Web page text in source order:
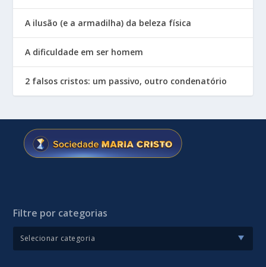
A ilusão (e a armadilha) da beleza física
A dificuldade em ser homem
2 falsos cristos: um passivo, outro condenatório
Filtre por categorias